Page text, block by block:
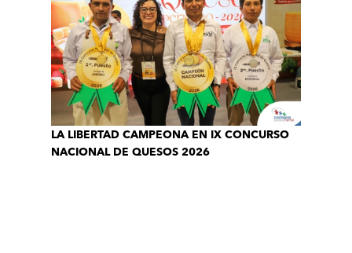
LA LIBERTAD CAMPEONA EN IX CONCURSO
NACIONAL DE QUESOS 2026